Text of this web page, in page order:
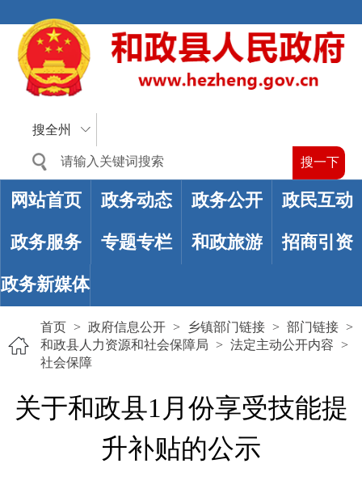
搜全州
网站首页 政务动态 政务公开 政民互动
政务服务 专题专栏 和政旅游 招商引资
政务新媒体
首页 > 政府信息公开 > 乡镇部门链接 > 部门链接 >
和政县人力资源和社会保障局 > 法定主动公开内容 >
社会保障
关于和政县1月份享受技能提
升补贴的公示